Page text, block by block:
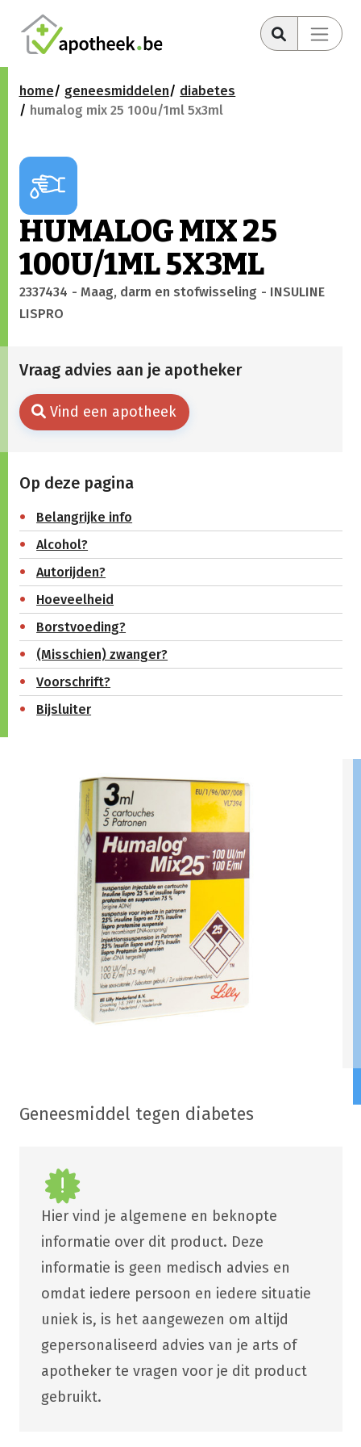
home geneesmiddelen
diabetes
humalog mix 25 100u/1ml 5x3ml
HUMALOG MIX 25
100U/1ML 5X3ML
2337434 - Maag, darm en stofwisseling - INSULINE
LISPRO
Vraag advies aan je apotheker
Vind een apotheek
Op deze pagina
Belangrijke info
Alcohol?
Autorijden?
Hoeveelheid
Borstvoeding?
(Misschien) zwanger?
Voorschrift?
Bijsluiter
Geneesmiddel tegen diabetes
Hier vind je algemene en beknopte
informatie over dit product. Deze
informatie is geen medisch advies en
omdat iedere persoon en iedere situatie
uniek is, is het aangewezen om altijd
gepersonaliseerd advies van je arts of
apotheker te vragen voor je dit product
gebruikt.